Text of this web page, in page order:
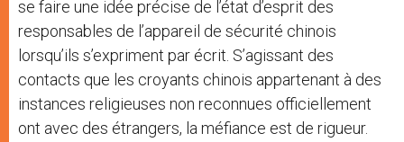
se faire une idée précise de l’état d’esprit des
responsables de l’appareil de sécurité chinois
lorsqu’ils s’expriment par écrit. S’agissant des
contacts que les croyants chinois appartenant à des
instances religieuses non reconnues officiellement
ont avec des étrangers, la méfiance est de rigueur.